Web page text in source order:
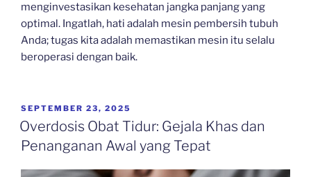
menginvestasikan kesehatan jangka panjang yang
optimal. Ingatlah, hati adalah mesin pembersih tubuh
Anda; tugas kita adalah memastikan mesin itu selalu
beroperasi dengan baik.
POSTED
ON
SEPTEMBER 23, 2025
Overdosis Obat Tidur: Gejala Khas dan
Penanganan Awal yang Tepat